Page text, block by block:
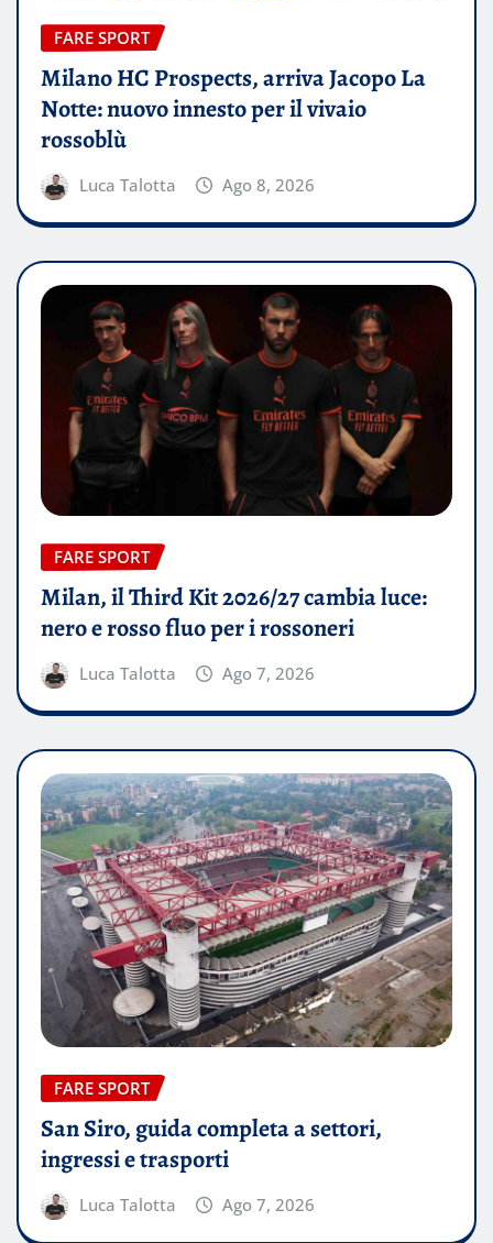
FARE SPORT
Milano HC Prospects, arriva Jacopo La
Notte: nuovo innesto per il vivaio
rossoblù
Luca Talotta Ago 8, 2026
FARE SPORT
Milan, il Third Kit 2026/27 cambia luce:
nero e rosso fluo per i rossoneri
Luca Talotta Ago 7, 2026
FARE SPORT
San Siro, guida completa a settori,
ingressi e trasporti
Luca Talotta Ago 7, 2026